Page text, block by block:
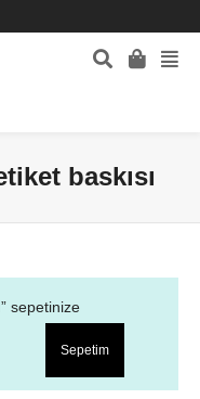
baskısı
sepetinize
Sepetim